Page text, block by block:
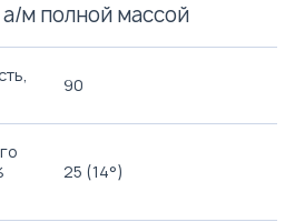
м полной массой
90
25 (14°)